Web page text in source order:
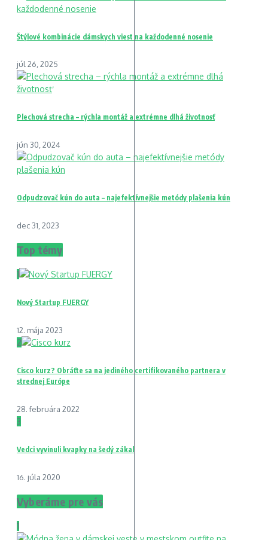
Štýlové kombinácie dámskych viest na každodenné nosenie
júl 26, 2025
Plechová strecha – rýchla montáž a extrémne dlhá životnosť
jún 30, 2024
Odpudzovač kún do auta – najefektívnejšie metódy plašenia kún
dec 31, 2023
Top témy
1
Nový Startup FUERGY
12. mája 2023
2
Cisco kurz? Obráťte sa na jediného certifikovaného partnera v
strednej Európe
28. februára 2022
3
Vedci vyvinuli kvapky na šedý zákal
16. júla 2020
Vyberáme pre vás
1